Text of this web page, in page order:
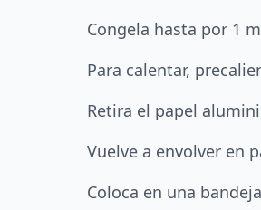
Congela hasta por 1
Para calentar,
Retira el papel
Vuelve a envolver en
Coloca en una